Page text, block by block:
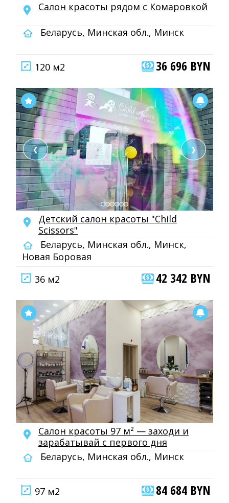
Салон красоты рядом с Комаровкой
Беларусь, Минская обл., Минск
120 м2 36 696 BYN
❮ ❯
Детский салон красоты "Child
Scissors"
Беларусь, Минская обл., Минск,
Новая Боровая
36 м2
42 342 BYN
Салон красоты 97 м² — заходи и
зарабатывай с первого дня
Беларусь, Минская обл., Минск
97 м2 84 684 BYN